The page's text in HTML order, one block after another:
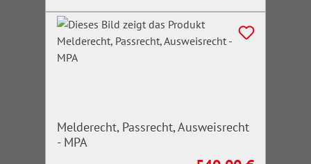
Melderecht, Passrecht, Ausweisrecht
- MPA